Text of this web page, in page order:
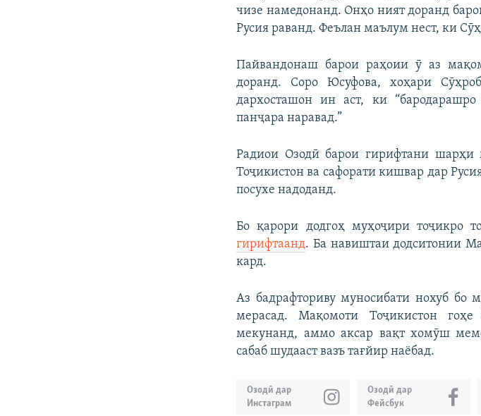
Auto 240p
720p
чизе намедонанд. Онҳо ният доранд
Русия раванд. Феълан маълум нест, ки
Пайвандонаш барои раҳоии ӯ аз
доранд. Соро Юсуфова, хоҳари
дархосташон ин аст, ки
панҷара наравад.”
Радиои Озодӣ барои гирифтани шарҳи
Тоҷикистон ва сафорати кишвар дар
посухе надоданд.
Бо қарори додгоҳ муҳоҷири тоҷикро
гирифтаанд. Ба навиштаи додситонии
кард.
Аз бадрафториву муносибати нохуб бо
мерасад. Мақомоти Тоҷикистон
мекунанд, аммо аксар вақт хомӯш
сабаб шудааст вазъ тағйир наёбад.
Озодӣ дар
Фейсбук
Озодӣ дар
Инстаграм